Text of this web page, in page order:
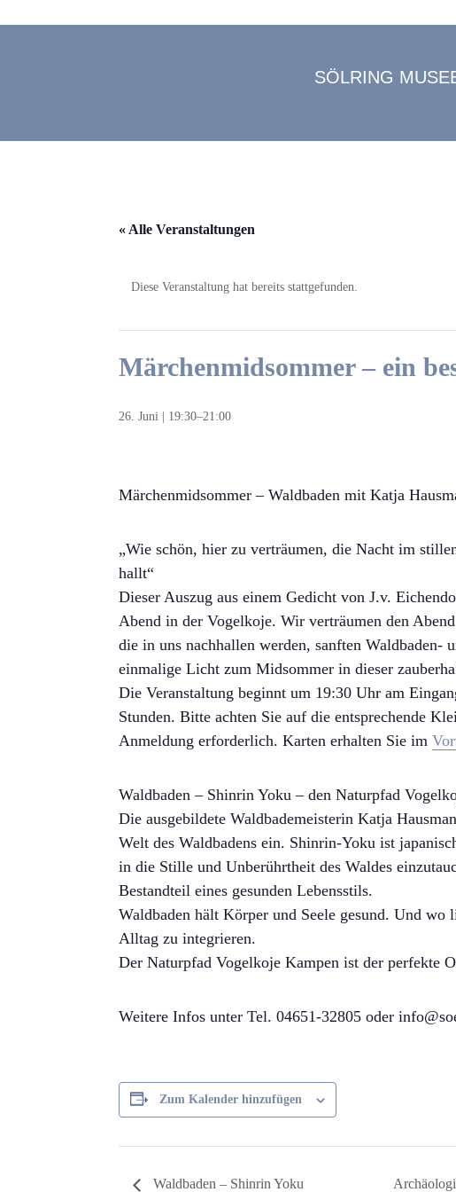
SÖLRING
« Alle Veranstaltungen
Diese Veranstaltung hat bereits stattgefunden.
Märchenmidsommer – ein
26. Juni | 19:30–21:00
Märchenmidsommer – Waldbaden mit Katja
„Wie schön, hier zu verträumen, die Nacht im
hallt“
Dieser Auszug aus einem Gedicht von J.v.
Abend in der Vogelkoje. Wir verträumen den
die in uns nachhallen werden, sanften Waldbaden-
einmalige Licht zum Midsommer in dieser
Die Veranstaltung beginnt um 19:30 Uhr am
Stunden. Bitte achten Sie auf die entsprechende
Anmeldung erforderlich. Karten erhalten Sie im
Waldbaden – Shinrin Yoku – den Naturpfad
Die ausgebildete Waldbademeisterin Katja
Welt des Waldbadens ein. Shinrin-Yoku ist
in die Stille und Unberührtheit des Waldes
Bestandteil eines gesunden Lebensstils.
Waldbaden hält Körper und Seele gesund. Und
Alltag zu integrieren.
Der Naturpfad Vogelkoje Kampen ist der perfekte
Weitere Infos unter Tel. 04651-32805 oder
Zum Kalender hinzufügen
Waldbaden – Shinrin Yoku